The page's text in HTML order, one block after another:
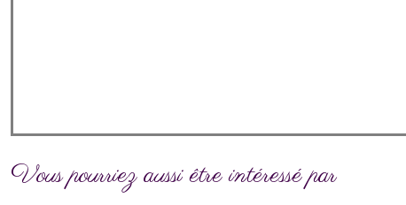
Vous pourriez aussi être intéressé par